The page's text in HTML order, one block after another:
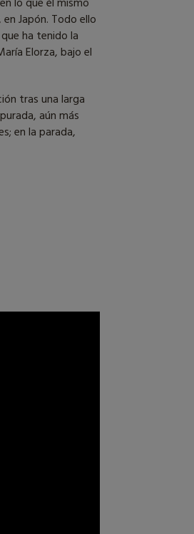
en Japón. Todo ello
ha tenido la
Elorza, bajo el
tras una larga
aún más
en la parada,